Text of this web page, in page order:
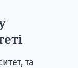
та